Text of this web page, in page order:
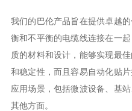
其他方面。